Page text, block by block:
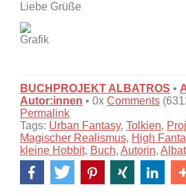
Liebe Grüße
BUCHPROJEKT ALBATROS •
Autor:innen • 0x Comments
Permalink
Tags: Urban Fantasy, Tolkien,
Magischer Realismus, High
kleine Hobbit, Buch, Autorin,